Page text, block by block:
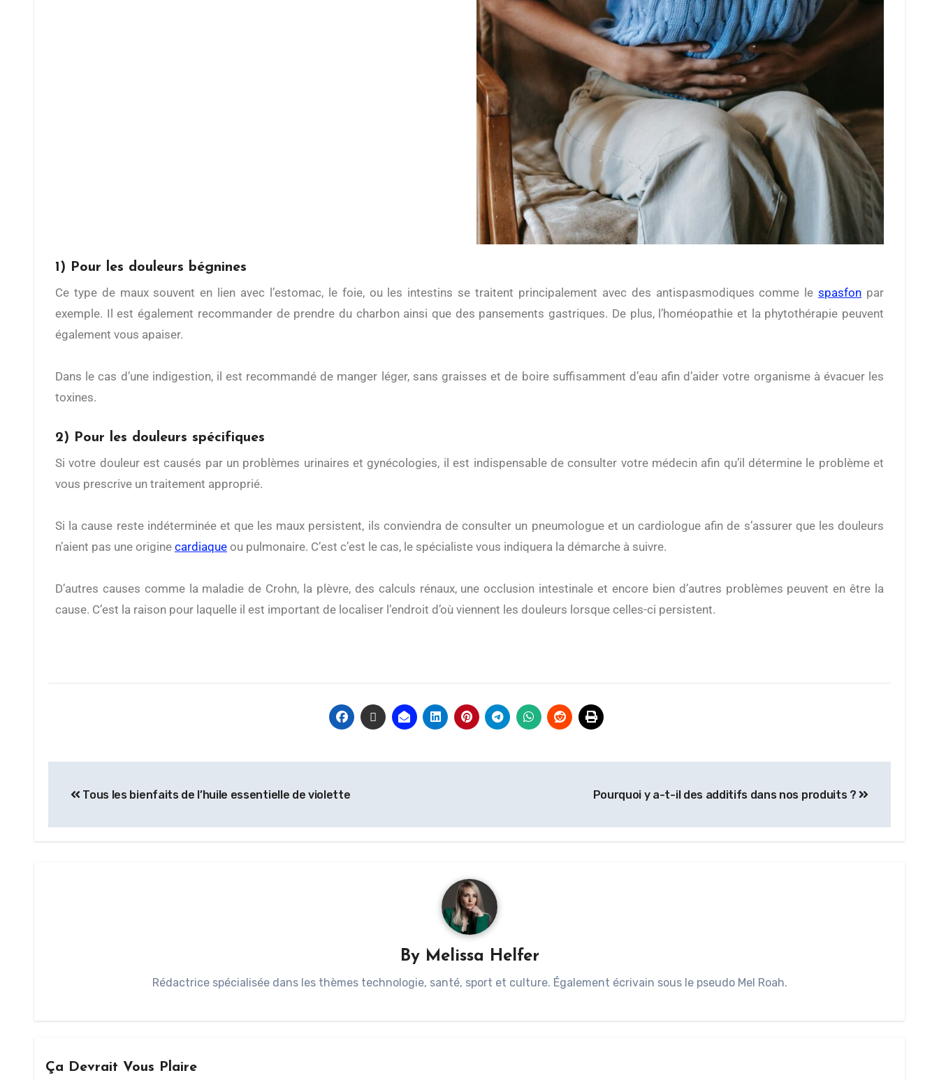
1) Pour les douleurs bégnines
Ce type de maux souvent en lien avec l’estomac, le foie, ou les intestins se traitent principalement avec des antispasmodiques comme lespasfon par
exemple. Il est également recommander de prendre du charbon ainsi que des pansements gastriques. De plus, l’homéopathie et la phytothérapie peuvent
également vous apaiser.
Dans le cas d’une indigestion, il est recommandé de manger léger, sans graisses et de boire suffisamment d’eau afin d’aider votre organisme à évacuer les
toxines.
2) Pour les douleurs spécifiques
Si votre douleur est causés par un problèmes urinaires et gynécologies, il est indispensable de consulter votre médecin afin qu’il détermine le problème et
vous prescrive un traitement approprié.
Si la cause reste indéterminée et que les maux persistent, ils conviendra de consulter un pneumologue et un cardiologue afin de s’assurer que les douleurs
n’aient pas une origine cardiaque ou pulmonaire. C’est c’est le cas, le spécialiste vous indiquera la démarche à suivre.
D’autres causes comme la maladie de Crohn, la plèvre, des calculs rénaux, une occlusion intestinale et encore bien d’autres problèmes peuvent en être la
cause. C’est la raison pour laquelle il est important de localiser l’endroit d’où viennent les douleurs lorsque celles-ci persistent.
Tous les bienfaits de l’huile essentielle de violette Pourquoi y a-t-il des additifs dans nos produits ?
By Melissa Helfer
Rédactrice spécialisée dans les thèmes technologie, santé, sport et culture. Également écrivain sous le pseudo Mel Roah.
Ça Devrait Vous Plaire